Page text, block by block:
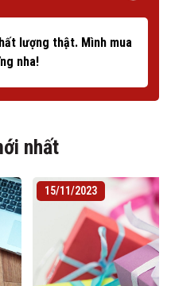
lượng thật. Mình mua
nha!
nhất
15/11/2023